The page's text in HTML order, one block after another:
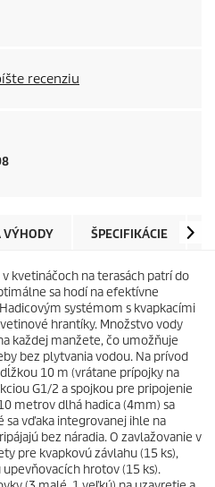
recenziu
VÝHODY ŠPECIFIKÁCIE
kvetináčoch na terasách patrí do
sa hodí na efektívne
systémom s kvapkacími
hrantíky. Množstvo vody
každej manžete, čo umožňuje
bez plytvania vodou. Na prívod
10 m (vrátane prípojky na
G1/2 a spojkou pre pripojenie
metrov dlhá hadica (4mm) sa
vďaka integrovanej ihle na
bez náradia. O zavlažovanie v
pre kvapkovú závlahu (15 ks),
hrotov (15 ks).